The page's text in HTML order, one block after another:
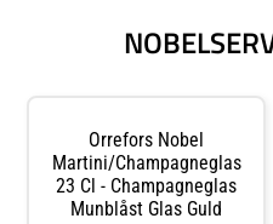
Orrefors Nobel
Martini/champagneglas
23 Cl - Champagneglas
Munblåst Glas Guld